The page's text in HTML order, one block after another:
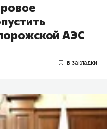
АЭС